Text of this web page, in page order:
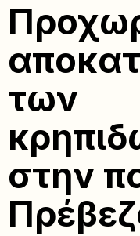
των
στην